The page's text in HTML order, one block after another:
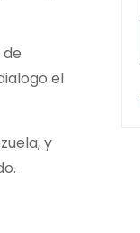
el
y